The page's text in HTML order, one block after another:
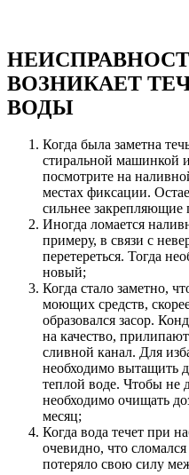
ВОЗНИКАЕТ
ВОДЫ
Когда была заметна
стиральной машинкой
посмотрите на
местах фиксации.
сильнее закрепляющие
Иногда ломается
примеру, в связи с
перетереться. Тогда
новый;
Когда стало заметно,
моющих средств,
образовался засор.
на качество,
сливной канал. Для
необходимо вытащить
теплой воде. Чтобы не
необходимо очищать
месяц;
Когда вода течет при
очевидно, что
потеряло свою силу